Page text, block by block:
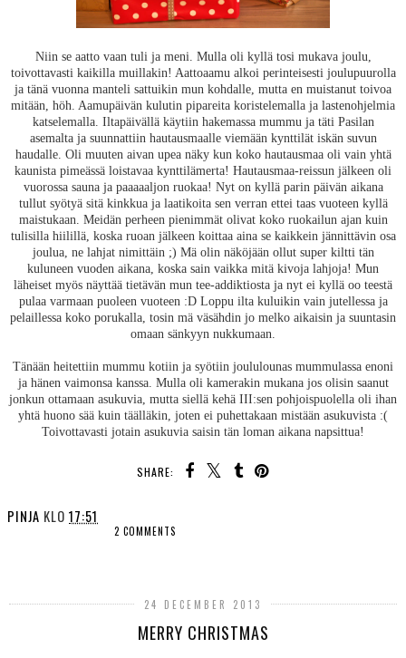
Niin se aatto vaan tuli ja meni. Mulla oli kyllä tosi mukava joulu,
toivottavasti kaikilla muillakin! Aattoaamu alkoi perinteisesti joulupuurolla
ja tänä vuonna manteli sattuikin mun kohdalle, mutta en muistanut toivoa
mitään, höh. Aamupäivän kulutin pipareita koristelemalla ja lastenohjelmia
katselemalla. Iltapäivällä käytiin hakemassa mummu ja täti Pasilan
asemalta ja suunnattiin hautausmaalle viemään kynttilät iskän suvun
haudalle. Oli muuten aivan upea näky kun koko hautausmaa oli vain yhtä
kaunista pimeässä loistavaa kynttilämerta! Hautausmaa-reissun jälkeen oli
vuorossa sauna ja paaaaaljon ruokaa! Nyt on kyllä parin päivän aikana
tullut syötyä sitä kinkkua ja laatikoita sen verran ettei taas vuoteen kyllä
maistukaan. Meidän perheen pienimmät olivat koko ruokailun ajan kuin
tulisilla hiilillä, koska ruoan jälkeen koittaa aina se kaikkein jännittävin osa
joulua, ne lahjat nimittäin ;) Mä olin näköjään ollut super kiltti tän
kuluneen vuoden aikana, koska sain vaikka mitä kivoja lahjoja! Mun
läheiset myös näyttää tietävän mun tee-addiktiosta ja nyt ei kyllä oo teestä
pulaa varmaan puoleen vuoteen :D Loppu ilta kuluikin vain jutellessa ja
pelaillessa koko porukalla, tosin mä väsähdin jo melko aikaisin ja suuntasin
omaan sänkyyn nukkumaan.
Tänään heitettiin mummu kotiin ja syötiin joululounas mummulassa enoni
ja hänen vaimonsa kanssa. Mulla oli kamerakin mukana jos olisin saanut
jonkun ottamaan asukuvia, mutta siellä kehä III:sen pohjoispuolella oli ihan
yhtä huono sää kuin täälläkin, joten ei puhettakaan mistään asukuvista :(
Toivottavasti jotain asukuvia saisin tän loman aikana napsittua!
SHARE:
PINJA KLO 17:51
2 COMMENTS
24 DECEMBER 2013
MERRY CHRISTMAS